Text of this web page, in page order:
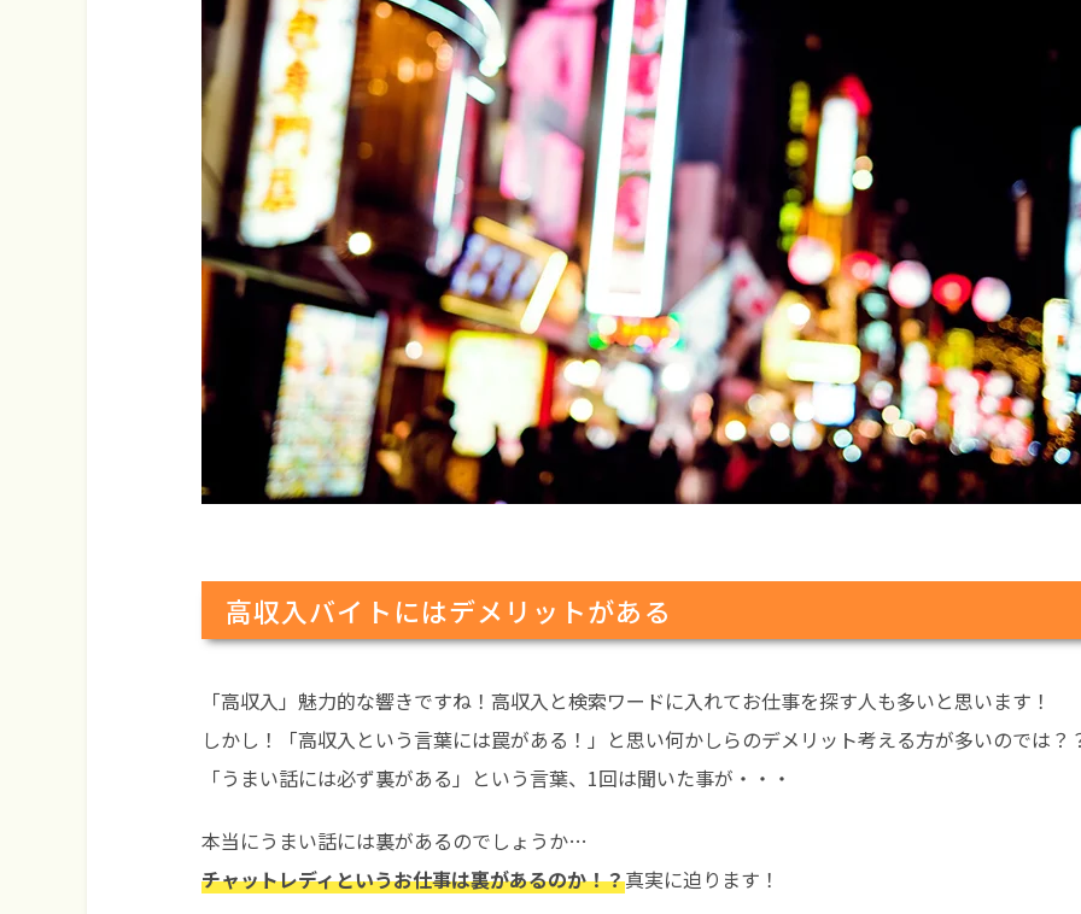
高収入バイトにはデメリットがある
「高収入」魅力的な響きですね！高収入と検索ワードに入れてお仕事を探す人も多いと思います！
しかし！
「高収入という言葉には罠がある！」 と思い何かしらのデメリット考える方が多いのでは？
「うまい話には必ず裏がある」という言葉、1回は聞いた事が・・・
本当にうまい話には裏があるのでしょうか…
チャットレディというお仕事は裏があるのか！？真実に迫ります！